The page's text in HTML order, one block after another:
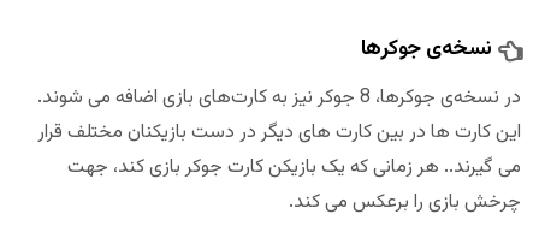
نسخه‌ی جوکرها
در نسخه‌ی جوکرها، 8 جوکر نیز به کارت‌های بازی اضافه می شوند.
این کارت ها در بین کارت های دیگر در دست بازیکنان مختلف قرار
می گیرند.. هر زمانی که یک بازیکن کارت جوکر بازی کند، جهت
چرخش بازی را برعکس می کند.